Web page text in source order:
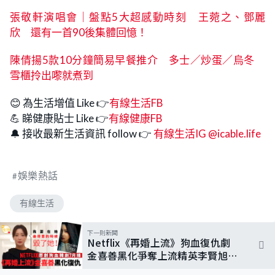
張敬軒演唱會｜盤點5大超感動時刻 王菀之、鄧麗
欣 還有一首90後集體回憶！
陳倩揚5款10分鐘簡易早餐推介 多士／炒蛋／烏冬
雪櫃拎出嚟就煮到
😊 為生活增值 Like 👉有線生活FB
💪 睇健康貼士 Like 👉有線健康FB
🔔 接收最新生活資訊 follow 👉 有線生活IG @icable.life
娛樂熱話
有線生活
下一則新聞
Netflix《再婚上流》狗血復仇劇
金喜善黑化爭奪上流精英李賢旭